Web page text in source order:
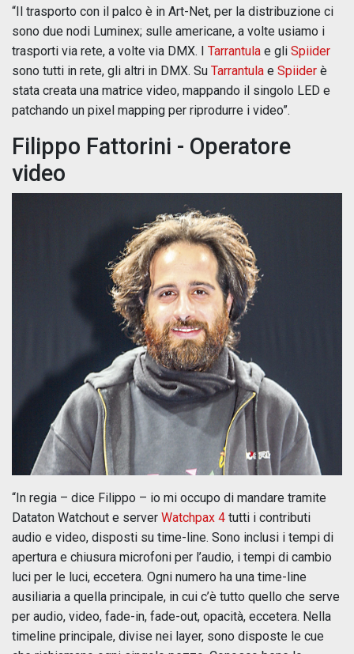
“Il trasporto con il palco è in Art-Net, per la distribuzione ci
sono due nodi Luminex; sulle americane, a volte usiamo i
trasporti via rete, a volte via DMX. I Tarrantula e gli Spiider
sono tutti in rete, gli altri in DMX. Su Tarrantula e Spiider è
stata creata una matrice video, mappando il singolo LED e
patchando un pixel mapping per riprodurre i video”.
Filippo Fattorini - Operatore
video
“In regia – dice Filippo – io mi occupo di mandare tramite
Dataton Watchout e server Watchpax 4 tutti i contributi
audio e video, disposti su time-line. Sono inclusi i tempi di
apertura e chiusura microfoni per l’audio, i tempi di cambio
luci per le luci, eccetera. Ogni numero ha una time-line
ausiliaria a quella principale, in cui c’è tutto quello che serve
per audio, video, fade-in, fade-out, opacità, eccetera. Nella
timeline principale, divise nei layer, sono disposte le cue